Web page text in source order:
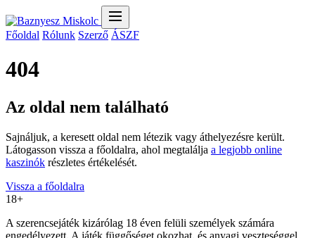
Főoldal Rólunk Szerző ÁSZF
404
Az oldal nem található
Sajnáljuk, a keresett oldal nem létezik vagy áthelyezésre került.
Látogasson vissza a főoldalra, ahol megtalálja a legjobb online
kaszinók részletes értékelését.
Vissza a főoldalra
18+
A szerencsejáték kizárólag 18 éven felüli személyek számára
engedélyezett. A játék függőséget okozhat, és anyagi veszteséggel